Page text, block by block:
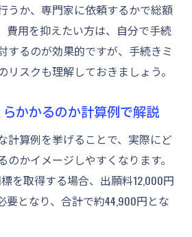
うか、専門家に依頼するかで総額
費用を抑えたい方は、自分で手続
するのが効果的ですが、手続きミ
リスクも理解しておきましょう。
かかるのか計算例で解説
計算例を挙げることで、実際にど
のかイメージしやすくなります。
を取得する場合、出願料12,000円
要となり、合計で約44,900円とな